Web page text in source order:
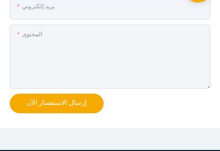
بريد إلكتروني
المحتوى
إرسال الاستفسار الآن